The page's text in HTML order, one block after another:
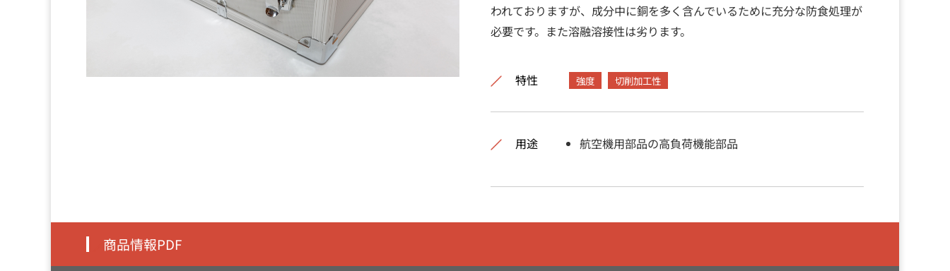
われておりますが、成分中に銅を多く含んでいるために充分な防食処理が
必要です。また溶融溶接性は劣ります。
特性 強度 切削加工性
用途 航空機用部品の高負荷機能部品
商品情報PDF